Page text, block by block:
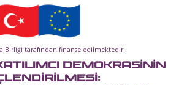
Birliği tarafından finanse edilmektedir.
DEMOKRASİNİN